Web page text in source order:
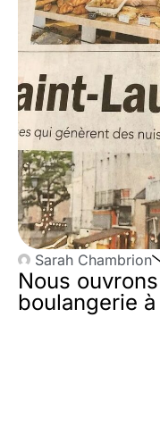
Sarah Chambrion
Nous
boulangerie